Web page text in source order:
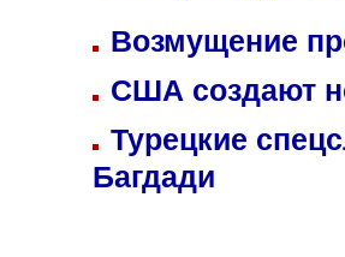
Возмущение
США создают
Турецкие
Багдади